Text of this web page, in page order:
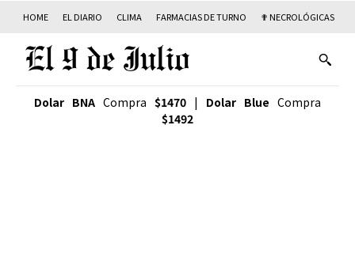
HOME EL DIARIO CLIMA FARMACIAS DE TURNO ✟ NECROLÓGICAS
Dolar BNA Compra $1470 | Dolar Blue Compra
$1492